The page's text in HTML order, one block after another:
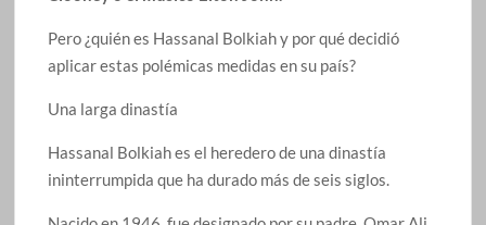
Pero ¿quién es Hassanal Bolkiah y por qué decidió
aplicar estas polémicas medidas en su país?
Una larga dinastía
Hassanal Bolkiah es el heredero de una dinastía
ininterrumpida que ha durado más de seis siglos.